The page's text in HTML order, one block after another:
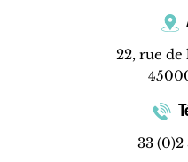
22, rue
33 (0)2